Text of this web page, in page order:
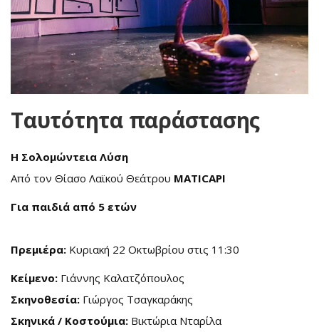
Ταυτότητα παράστασης
Η Σολομώντεια Λύση
Από τον Θίασο Λαϊκού Θεάτρου MATICAPI
Για παιδιά από 5 ετών
Πρεμιέρα: Κυριακή 22 Οκτωβρίου στις 11:30
Κείμενο: Γιάννης Καλατζόπουλος
Σκηνοθεσία: Γιώργος Τσαγκαράκης
Σκηνικά / Κοστούμια: Βικτώρια Νταρίλα